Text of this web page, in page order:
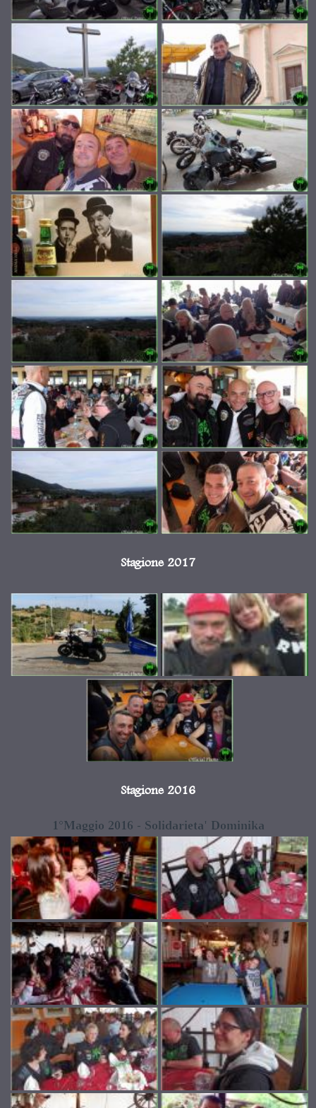
Stagione 2017
Stagione 2016
1°Maggio 2016 - Solidarieta' Dominika